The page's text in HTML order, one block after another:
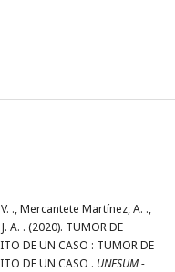
., Mercantete Martínez, A. .,
A. . (2020). TUMOR DE
DE UN CASO : TUMOR DE
DE UN CASO . UNESUM -